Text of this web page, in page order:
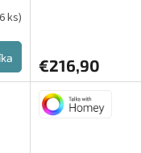
ks)
€216,90